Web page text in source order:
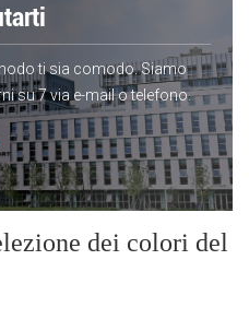
ti sia comodo. Siamo
su 7 via e-mail o telefono.
dei colori del